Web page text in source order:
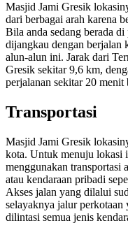
Masjid Jami Gresik
dari berbagai arah karena
Bila anda sedang berada di
dijangkau dengan berjalan
alun-alun ini. Jarak dari
Gresik sekitar 9,6 km,
perjalanan sekitar 20 menit
Transportasi
Masjid Jami Gresik
kota. Untuk menuju lokasi
menggunakan transportasi
atau kendaraan pribadi
Akses jalan yang dilalui
selayaknya jalur perkotaan
dilintasi semua jenis